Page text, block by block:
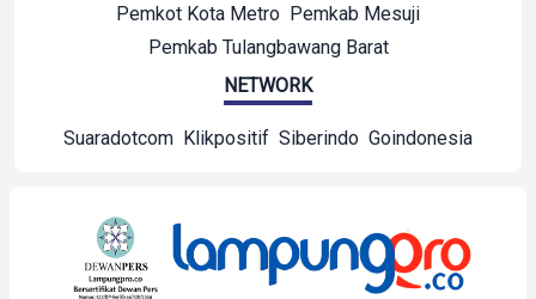
Pemkot Kota Metro Pemkab Mesuji
Pemkab Tulangbawang Barat
NETWORK
Suaradotcom Klikpositif Siberindo Goindonesia